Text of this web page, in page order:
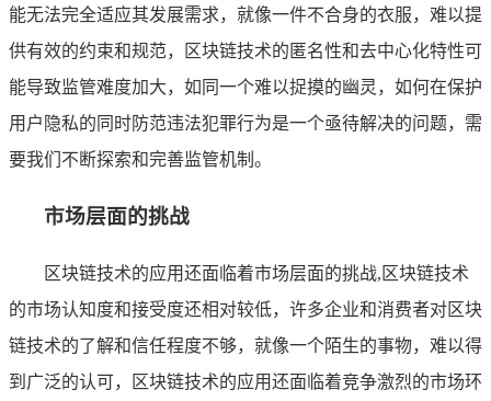
能无法完全适应其发展需求，就像一件不合身的衣服，难以提
供有效的约束和规范，区块链技术的匿名性和去中心化特性可
能导致监管难度加大，如同一个难以捉摸的幽灵，如何在保护
用户隐私的同时防范违法犯罪行为是一个亟待解决的问题，需
要我们不断探索和完善监管机制。
市场层面的挑战
区块链技术的应用还面临着市场层面的挑战,区块链技术
的市场认知度和接受度还相对较低，许多企业和消费者对区块
链技术的了解和信任程度不够，就像一个陌生的事物，难以得
到广泛的认可，区块链技术的应用还面临着竞争激烈的市场环